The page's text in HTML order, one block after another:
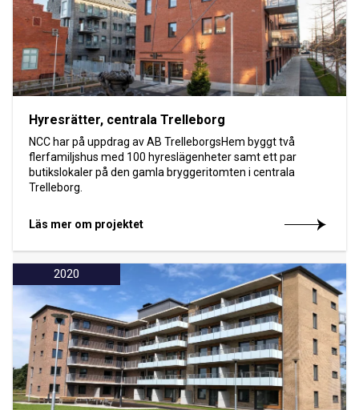
Hyresrätter, centrala Trelleborg
NCC har på uppdrag av AB TrelleborgsHem byggt två
flerfamiljshus med 100 hyreslägenheter samt ett par
butikslokaler på den gamla bryggeritomten i centrala
Trelleborg.
Läs mer om projektet
2020